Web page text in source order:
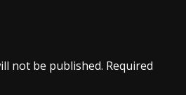
not be published. Required